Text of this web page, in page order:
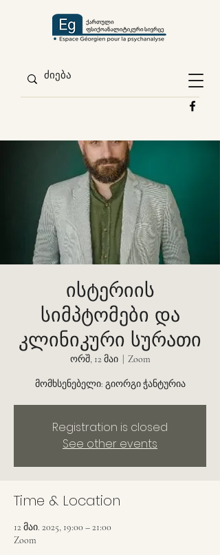
ისტერიის
სიმპტომები და
კლინიკური სურათი
ორშ, 12 მაი
  |
Zoom
მომხსენებელი: გიორგი ჭანტურია
Registration is closed
See other events
Time & Location
12 მაი. 2025, 19:00 – 21:00
Zoom